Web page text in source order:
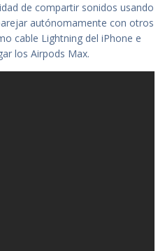
de compartir sonidos usando
autónomamente con otros
cable Lightning del iPhone e
los Airpods Max.